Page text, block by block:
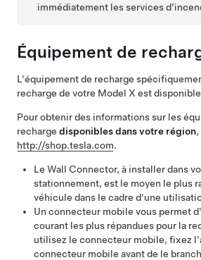
immédiatement les services
Équipement de
L'équipement de recharge
recharge de votre Model X est
Pour obtenir des informations sur les
recharge disponibles dans votre région
http://shop.tesla.com.
Le Wall Connector, à installer dans
stationnement, est le moyen le plus
véhicule dans le cadre d'une
Un connecteur mobile vous permet
courant les plus répandues pour la
utilisez le connecteur mobile, fixez
connecteur mobile avant de le